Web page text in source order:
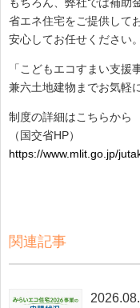
省エネ住宅をご提供して
安心してお任せください。
「こどもエコすまい支援
兼六土地建物までお気軽
制度の詳細はこちらから
（国交省HP）
https://www.mlit.go.jp/
関連記事